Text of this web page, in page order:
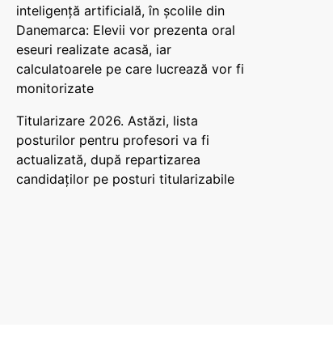
inteligență artificială, în școlile din
Danemarca: Elevii vor prezenta oral
eseuri realizate acasă, iar
calculatoarele pe care lucrează vor fi
monitorizate
Titularizare 2026. Astăzi, lista
posturilor pentru profesori va fi
actualizată, după repartizarea
candidaților pe posturi titularizabile